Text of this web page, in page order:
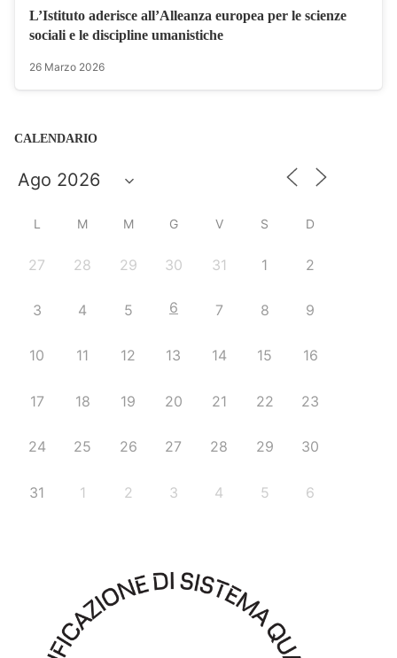
L’Istituto aderisce all’Alleanza europea per le scienze
sociali e le discipline umanistiche
26 Marzo 2026
CALENDARIO
L M M G V S D
27 28 29 30 31 1 2
3 4 5 6 7 8 9
10 11 12 13 14 15 16
17 18 19 20 21 22 23
24 25 26 27 28 29 30
31 1 2 3 4 5 6